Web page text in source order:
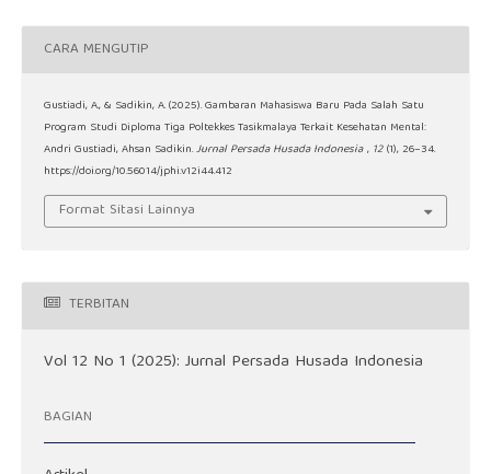
CARA MENGUTIP
Gustiadi, A., & Sadikin, A. (2025). Gambaran Mahasiswa Baru Pada Salah Satu
Program Studi Diploma Tiga Poltekkes Tasikmalaya Terkait Kesehatan Mental:
Andri Gustiadi, Ahsan Sadikin.Jurnal Persada Husada Indonesia , 12 (1), 26–34.
https://doi.org/10.56014/jphi.v12i44.412
Format Sitasi Lainnya
TERBITAN
Vol 12 No 1 (2025): Jurnal Persada Husada Indonesia
BAGIAN